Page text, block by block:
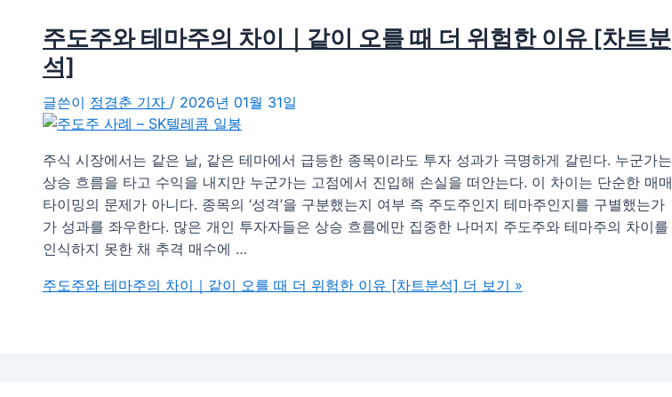
주도주와 테마주의 차이｜같이 오를 때 더 위험한 이유 [차트분
석]
글쓴이 정경춘 기자 / 2026년 01월 31일
주식 시장에서는 같은 날, 같은 테마에서 급등한 종목이라도 투자 성과가 극명하게 갈린다. 누군가는
상승 흐름을 타고 수익을 내지만 누군가는 고점에서 진입해 손실을 떠안는다. 이 차이는 단순한 매매
타이밍의 문제가 아니다. 종목의 ‘성격’을 구분했는지 여부 즉 주도주인지 테마주인지를 구별했는가
가 성과를 좌우한다. 많은 개인 투자자들은 상승 흐름에만 집중한 나머지 주도주와 테마주의 차이를
인식하지 못한 채 추격 매수에 …
주도주와 테마주의 차이｜같이 오를 때 더 위험한 이유 [차트분석] 더 보기 »